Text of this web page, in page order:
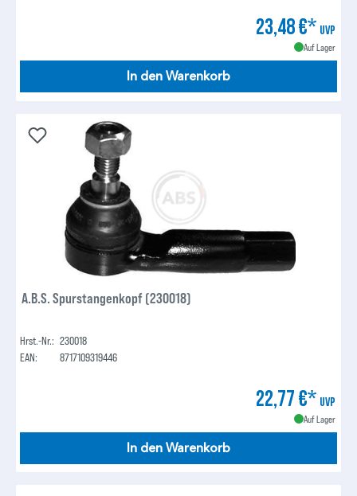
23,48 €* UVP
Auf Lager
In den Warenkorb
A.B.S. Spurstangenkopf (230018)
Hrst.-Nr.: 230018
EAN:
8717109319446
22,77 €* UVP
Auf Lager
In den Warenkorb